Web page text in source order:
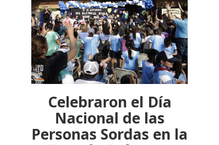
Celebraron el Día
Nacional de las
Personas Sordas en la